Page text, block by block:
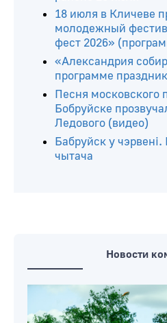
Читайте ещё
ХIII этнический
раннего
радзімічаў»
районе 25 июля
18 июля в Кличеве
молодежный
фест 2026»
«Александрия